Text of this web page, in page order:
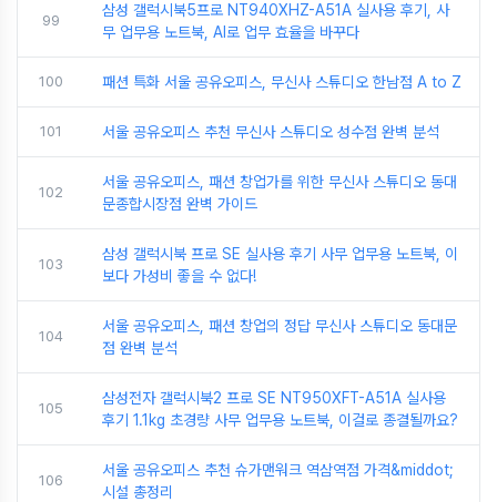
99
삼성 갤럭시북5프로 NT940XHZ-A51A 실사용 후기, 사
무 업무용 노트북, AI로 업무 효율을 바꾸다
100 패션 특화 서울 공유오피스, 무신사 스튜디오 한남점 A to Z
101 서울 공유오피스 추천 무신사 스튜디오 성수점 완벽 분석
102
서울 공유오피스, 패션 창업가를 위한 무신사 스튜디오 동대
문종합시장점 완벽 가이드
103
삼성 갤럭시북 프로 SE 실사용 후기 사무 업무용 노트북, 이
보다 가성비 좋을 수 없다!
104
서울 공유오피스, 패션 창업의 정답 무신사 스튜디오 동대문
점 완벽 분석
105
삼성전자 갤럭시북2 프로 SE NT950XFT-A51A 실사용
후기 1.1kg 초경량 사무 업무용 노트북, 이걸로 종결될까요?
106
서울 공유오피스 추천 슈가맨워크 역삼역점 가격&middot;
시설 총정리